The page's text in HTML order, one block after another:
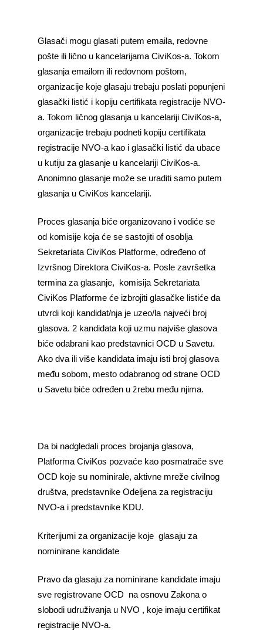
Glasači mogu glasati putem emaila, redovne
pošte ili lično u kancelarijama CiviKos-a. Tokom
glasanja emailom ili redovnom poštom,
organizacije koje glasaju trebaju poslati popunjeni
glasački listić i kopiju certifikata registracije NVO-
a. Tokom ličnog glasanja u kancelariji CiviKos-a,
organizacije trebaju podneti kopiju certifikata
registracije NVO-a kao i glasački listić da ubace
u kutiju za glasanje u kancelariji CiviKos-a.
Anonimno glasanje može se uraditi samo putem
glasanja u CiviKos kancelariji.
Proces glasanja biće organizovano i vodiće se
od komisije koja će se sastojiti of osoblja
Sekretariata CiviKos Platforme, određeno of
Izvršnog Direktora CiviKos-a. Posle završetka
termina za glasanje, komisija Sekretariata
CiviKos Platforme će izbrojiti glasačke listiće da
utvrdi koji kandidat/nja je uzeo/la najveći broj
glasova. 2 kandidata koji uzmu najviše glasova
biće odabrani kao predstavnici OCD u Savetu.
Ako dva ili više kandidata imaju isti broj glasova
među sobom, mesto odabranog od strane OCD
u Savetu biće određen u žrebu među njima.
Da bi nadgledali proces brojanja glasova,
Platforma CiviKos pozvaće kao posmatrače sve
OCD koje su nominirale, aktivne mreže civilnog
društva, predstavnike Odeljena za registraciju
NVO-a i predstavnike KDU.
Kriterijumi za organizacije koje glasaju za
nominirane kandidate
Pravo da glasaju za nominirane kandidate imaju
sve registrovane OCD na osnovu Zakona o
slobodi udruživanja u NVO , koje imaju certifikat
registracije NVO-a.